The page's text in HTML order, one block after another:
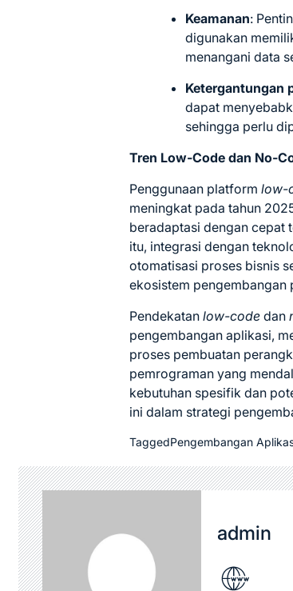
Keamanan:
digunakan
menangani data
Ketergantungan
dapat
sehingga perlu
Tren Low-Code dan No-
Penggunaan platformlow-
meningkat pada tahun
beradaptasi dengan cepat
itu, integrasi dengan
otomatisasi proses bisnis
ekosistem pengembangan
Pendekatanlow-code dan
pengembangan aplikasi,
proses pembuatan
pemrograman yang
kebutuhan spesifik dan
ini dalam strategi
TaggedPengembangan
admin